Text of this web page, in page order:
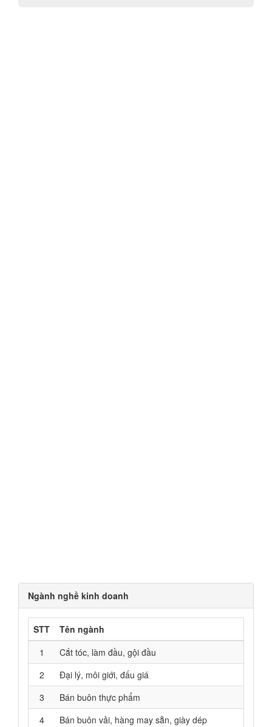
Ngành nghề kinh doanh
STT
Tên ngành
1
Cắt tóc, làm đầu, gội đầu
2
Đại lý, môi giới, đấu giá
3
Bán buôn thực phẩm
4
Bán buôn vải, hàng may sẵn, giày dép